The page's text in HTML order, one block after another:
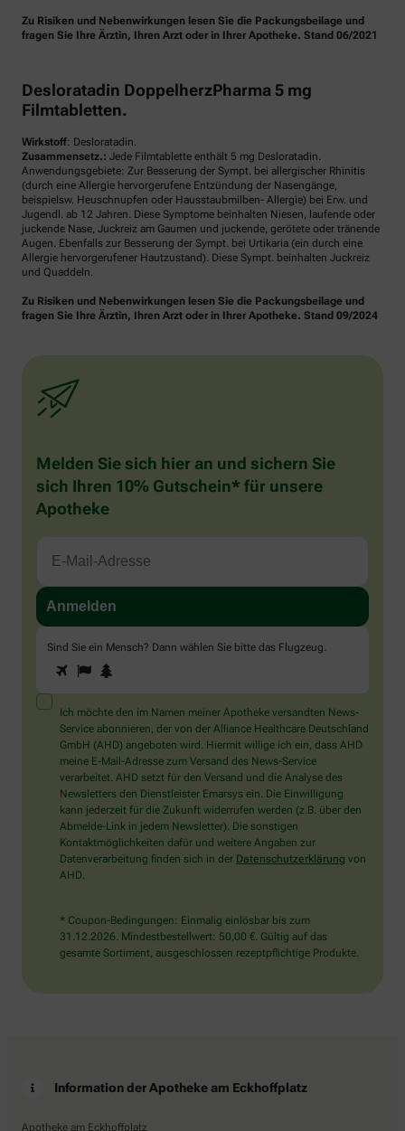
Zu Risiken und Nebenwirkungen lesen Sie die Packungsbeilage und
fragen Sie Ihre Ärztin, Ihren Arzt oder in Ihrer Apotheke. Stand 06/2021
Desloratadin DoppelherzPharma 5 mg
Filmtabletten.
Wirkstoff: Desloratadin.
Zusammensetz.: Jede Filmtablette enthält 5 mg Desloratadin.
Anwendungsgebiete: Zur Besserung der Sympt. bei allergischer Rhinitis
(durch eine Allergie hervorgerufene Entzündung der Nasengänge,
beispielsw. Heuschnupfen oder Hausstaubmilben- Allergie) bei Erw. und
Jugendl. ab 12 Jahren. Diese Symptome beinhalten Niesen, laufende oder
juckende Nase, Juckreiz am Gaumen und juckende, gerötete oder tränende
Augen. Ebenfalls zur Besserung der Sympt. bei Urtikaria (ein durch eine
Allergie hervorgerufener Hautzustand). Diese Sympt. beinhalten Juckreiz
und Quaddeln.
Zu Risiken und Nebenwirkungen lesen Sie die Packungsbeilage und
fragen Sie Ihre Ärztin, Ihren Arzt oder in Ihrer Apotheke. Stand 09/2024
Melden Sie sich hier an und sichern Sie
sich Ihren 10% Gutschein* für unsere
Apotheke
Sind Sie ein Mensch? Dann wählen Sie bitte das Flugzeug.
Sind
Sie
ein
Mensch?
Dann
wählen
Sie
bitte
das
Flugzeug.
1 2
Ich möchte den im Namen meiner Apotheke versandten News-
Service abonnieren, der von der Alliance Healthcare Deutschland
GmbH (AHD) angeboten wird. Hiermit willige ich ein, dass AHD
meine E-Mail-Adresse zum Versand des News-Service
verarbeitet. AHD setzt für den Versand und die Analyse des
Newsletters den Dienstleister Emarsys ein. Die Einwilligung
kann jederzeit für die Zukunft widerrufen werden (z.B. über den
Abmelde-Link in jedem Newsletter). Die sonstigen
Kontaktmöglichkeiten dafür und weitere Angaben zur
Datenverarbeitung finden sich in der Datenschutzerklärung von
AHD.
* Coupon-Bedingungen: Einmalig einlösbar bis zum
31.12.2026. Mindestbestellwert: 50,00 €. Gültig auf das
gesamte Sortiment, ausgeschlossen rezeptpflichtige Produkte.
Information der Apotheke am Eckhoffplatz
Apotheke am Eckhoffplatz